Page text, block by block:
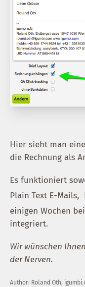
Hier sieht man
die Rechnung als
Es funktioniert
Plain Text E-Mails,
einigen Wochen
integriert.
Wir wünschen
der Nerven.
Author: Roland Oth,